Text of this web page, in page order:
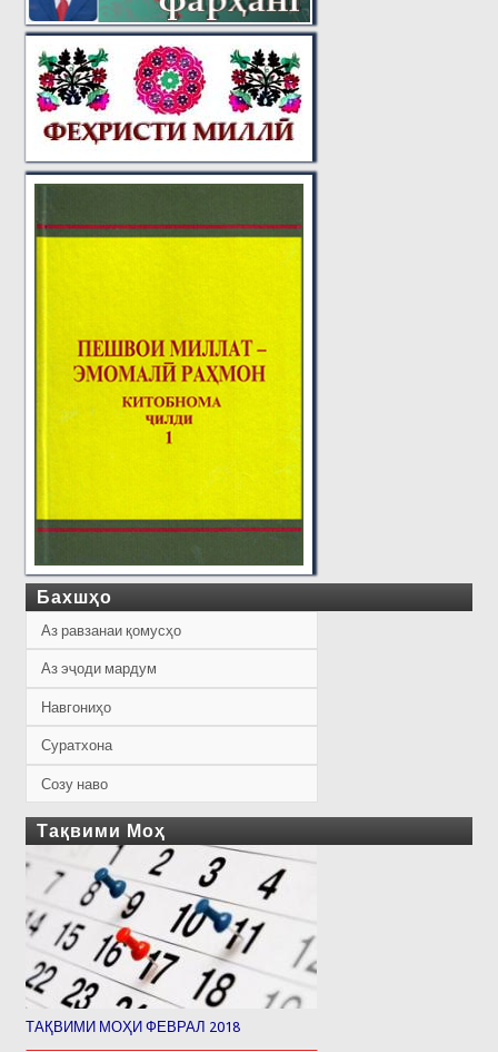
Бахшҳо
Аз равзанаи қомусҳо
Аз эҷоди мардум
Навгониҳо
Суратхона
Созу наво
Тақвими Моҳ
ТАҚВИМИ МОҲИ ФЕВРАЛ 2018